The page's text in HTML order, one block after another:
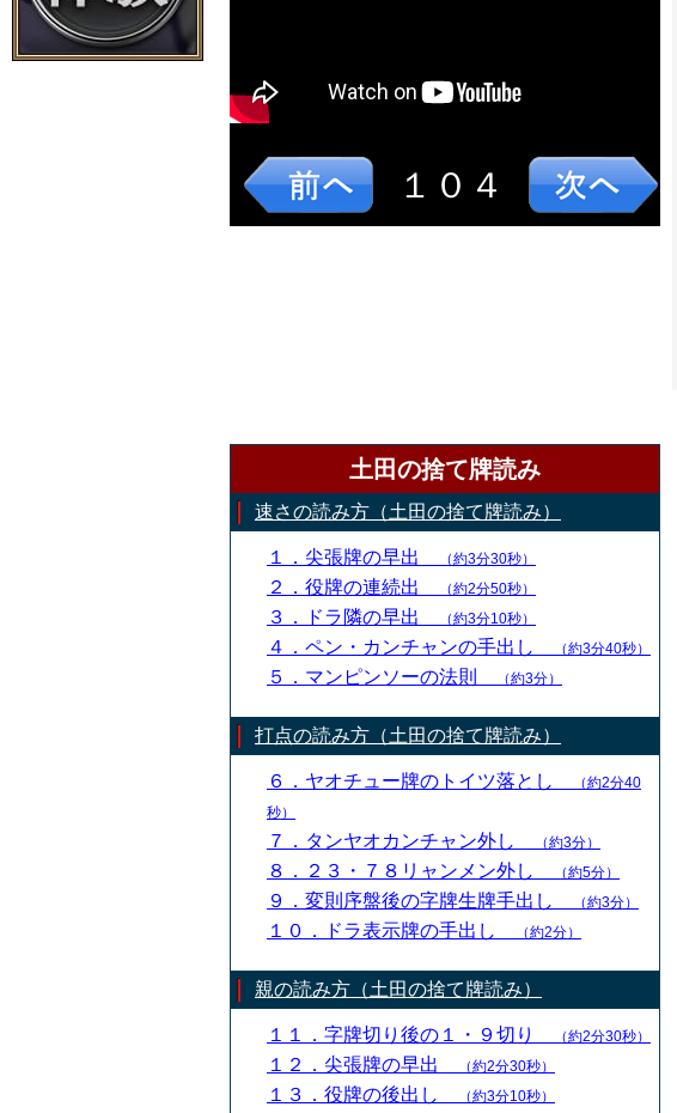
１０４
土田の捨て牌読み
速さの読み方（土田の捨て牌読み）
１．尖張牌の早出 （約3分30秒）
２．役牌の連続出 （約2分50秒）
３．ドラ隣の早出 （約3分10秒）
４．ペン・カンチャンの手出し （約3分40秒）
５．マンピンソーの法則 （約3分）
打点の読み方（土田の捨て牌読み）
６．ヤオチュー牌のトイツ落とし
（約2分40
秒）
７．タンヤオカンチャン外し （約3分）
８．２３・７８リャンメン外し （約5分）
９．変則序盤後の字牌生牌手出し （約3分）
１０．ドラ表示牌の手出し （約2分）
親の読み方（土田の捨て牌読み）
１１．字牌切り後の１・９切り （約2分30秒）
１２．尖張牌の早出 （約2分30秒）
１３．役牌の後出し （約3分10秒）